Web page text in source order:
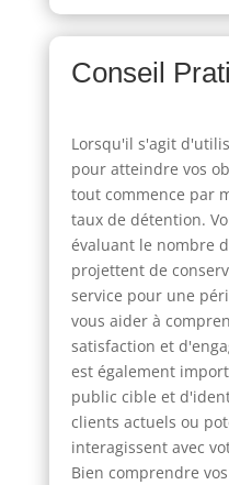
Conseil
Lorsqu'il s'agit
pour atteindre vos
tout commence par
taux de détention.
évaluant le nombre
projettent de
service pour une
vous aider à
satisfaction et
est également
public cible et
clients actuels ou
interagissent avec
Bien comprendre